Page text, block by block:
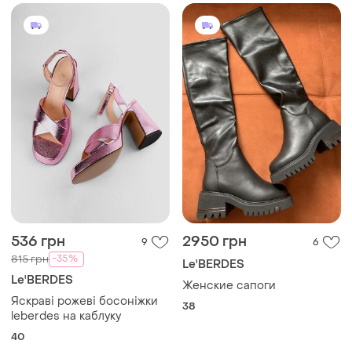
536 грн 9
815 грн -35%
Le'BERDES
Яскраві рожеві босоніжки
leberdes на каблуку
40
2950 грн 6
Le'BERDES
Женские сапоги
38